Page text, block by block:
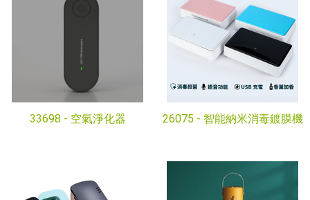
33698 - 空氣淨化器 26075 - 智能納米消毒鍍膜機